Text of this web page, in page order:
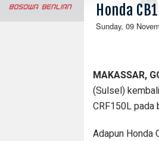
Honda
Sunday, 09
MAKASSAR,
(Sulsel)
CRF150L pada
Adapun Honda